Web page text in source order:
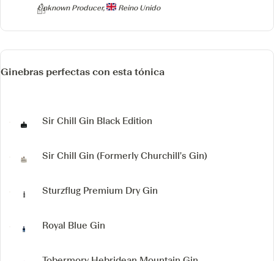
Producer
Unknown Producer, Reino Unido
Ginebras perfectas con esta tónica
Sir Chill Gin Black Edition
Sir Chill Gin (Formerly Churchill's Gin)
Sturzflug Premium Dry Gin
Royal Blue Gin